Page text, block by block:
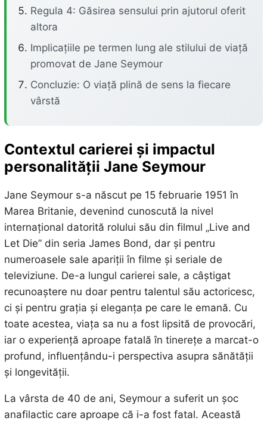
Regula 4: Găsirea sensului prin ajutorul oferit
altora
Implicațiile pe termen lung ale stilului de viață
promovat de Jane Seymour
Concluzie: O viață plină de sens la fiecare
vârstă
Contextul carierei și impactul
personalității Jane Seymour
Jane Seymour s-a născut pe 15 februarie 1951 în
Marea Britanie, devenind cunoscută la nivel
internațional datorită rolului său din filmul „Live and
Let Die” din seria James Bond, dar și pentru
numeroasele sale apariții în filme și seriale de
televiziune. De-a lungul carierei sale, a câștigat
recunoaștere nu doar pentru talentul său actoricesc,
ci și pentru grația și eleganța pe care le emană. Cu
toate acestea, viața sa nu a fost lipsită de provocări,
iar o experiență aproape fatală în tinerețe a marcat-o
profund, influențându-i perspectiva asupra sănătății
și longevității.
La vârsta de 40 de ani, Seymour a suferit un șoc
anafilactic care aproape că i-a fost fatal. Această